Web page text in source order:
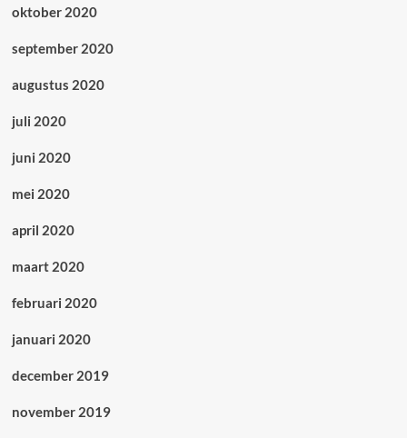
oktober 2020
september 2020
augustus 2020
juli 2020
juni 2020
mei 2020
april 2020
maart 2020
februari 2020
januari 2020
december 2019
november 2019